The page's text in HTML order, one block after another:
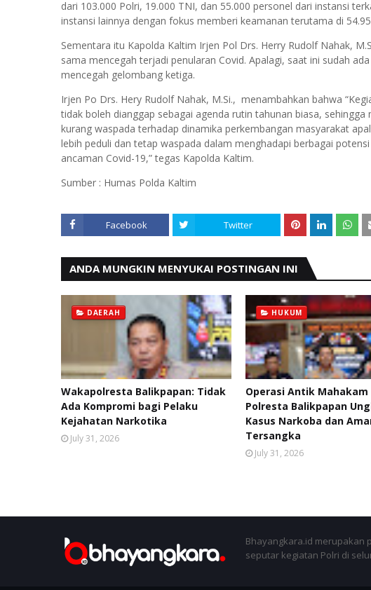
dari 103.000 Polri, 19.000 TNI, dan 55.000 personel dari instansi
instansi lainnya dengan fokus memberi keamanan terutama di
Sementara itu Kapolda Kaltim Irjen Pol Drs. Herry Rudolf Nahak,
sama mencegah terjadi penularan Covid. Apalagi, saat ini sudah
mencegah gelombang ketiga.
Irjen Po Drs. Hery Rudolf Nahak, M.Si., menambahkan bahwa
tidak boleh dianggap sebagai agenda rutin tahunan biasa,
kurang waspada terhadap dinamika perkembangan masyarakat
lebih peduli dan tetap waspada dalam menghadapi berbagai
ancaman Covid-19,” tegas Kapolda Kaltim.
Sumber : Humas Polda Kaltim
Facebook Twitter
ANDA MUNGKIN MENYUKAI POSTINGAN INI
DAERAH
Wakapolresta Balikpapan: Tidak
Ada Kompromi bagi Pelaku
Kejahatan Narkotika
July 31, 2026
HUKUM
Operasi Antik Mahakam
Polresta Balikpapan
Kasus Narkoba dan
Tersangka
July 31, 2026
Bhayangkara.id merupakan
seputar kegiatan Polri di